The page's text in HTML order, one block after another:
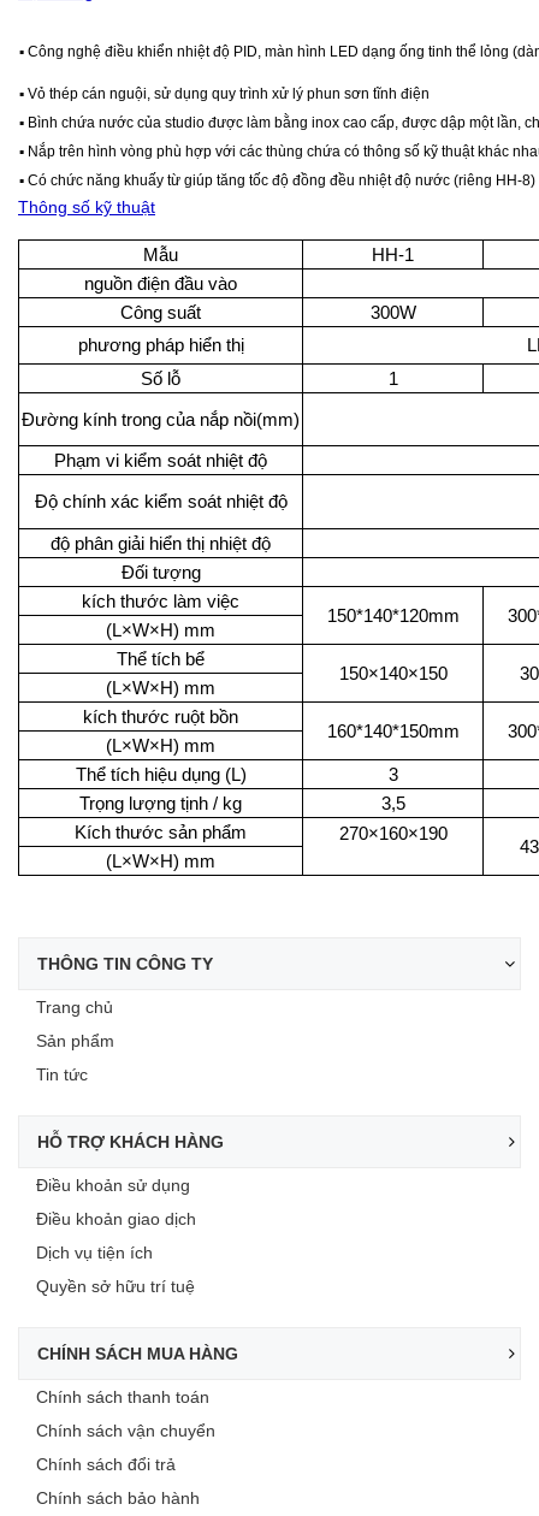
▪ Công nghệ điều khiển nhiệt độ PID, màn hình LED dạng ống tinh thể lỏng
▪ Vỏ thép cán nguội, sử dụng quy trình xử lý phun sơn tĩnh điện
▪ Bình chứa nước của studio được làm bằng inox cao cấp, được dập một lần,
▪ Nắp trên hình vòng phù hợp với các thùng chứa có thông số kỹ thuật khác
▪ Có chức năng khuấy từ giúp tăng tốc độ đồng đều nhiệt độ nước (riêng HH-8)
Thông số kỹ thuật
Mẫu
HH-1
nguồn điện đầu vào
Công suất
300W
phương pháp hiển thị
Số lỗ
1
Đường kính trong của nắp nồi(mm)
Phạm vi kiểm soát nhiệt độ
Độ chính xác kiểm soát nhiệt độ
độ phân giải hiển thị nhiệt độ
Đối tượng
kích thước làm việc
150*140*120mm
(L×W×H) mm
Thể tích bể
150×140×150
(L×W×H) mm
kích thước ruột bồn
160*140*150mm
(L×W×H) mm
Thểtích hiệu dụng (L)
3
Trọng lượng tịnh / kg
3,5
Kích thước sản phẩm
270×160×190
(L×W×H) mm
THÔNG TIN CÔNG TY
Trang chủ
Sản phẩm
Tin tức
HỖ TRỢ KHÁCH HÀNG
Điều khoản sử dụng
Điều khoản giao dịch
Dịch vụ tiện ích
Quyền sở hữu trí tuệ
CHÍNH SÁCH MUA HÀNG
Chính sách thanh toán
Chính sách vận chuyển
Chính sách đổi trả
Chính sách bảo hành